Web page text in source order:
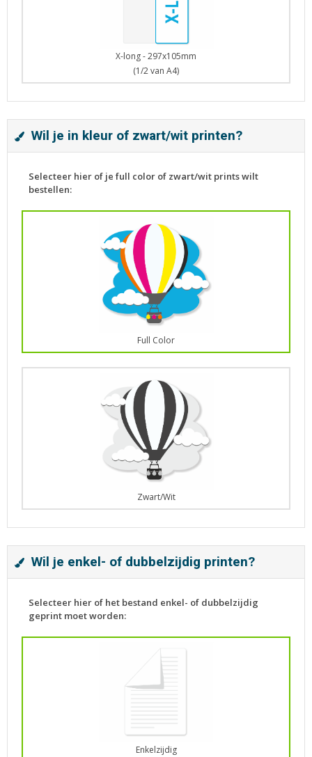
X-long - 297x105mm
(1/2 van A4)
Wil je in kleur of zwart/wit printen?
Selecteer hier of je full color of zwart/wit prints wilt
bestellen:
Full Color
Zwart/Wit
Wil je enkel- of dubbelzijdig printen?
Selecteer hier of het bestand enkel- of dubbelzijdig
geprint moet worden:
Enkelzijdig